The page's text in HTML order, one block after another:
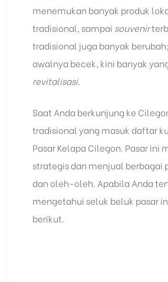
menemukan banyak produk
tradisional, sampai souvenir
tradisional juga banyak
awalnya becek, kini banyak
revitalisasi.
Saat Anda berkunjung ke
tradisional yang masuk daftar
Pasar Kelapa Cilegon. Pasar ini
strategis dan menjual berbagai
dan oleh-oleh. Apabila Anda
mengetahui seluk beluk pasar
berikut.